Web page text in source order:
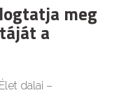
meg
a
dalai –